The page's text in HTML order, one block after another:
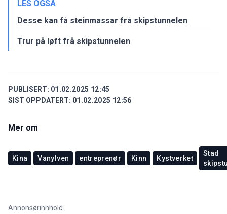
LES OGSÅ
Desse kan få steinmassar frå skipstunnelen
Trur på løft frå skipstunnelen
PUBLISERT: 01.02.2025 12:45
SIST OPPDATERT: 01.02.2025 12:56
Mer om
Kina Vanylven entreprenør Kinn Kystverket
Stad
Annonsørinnhold